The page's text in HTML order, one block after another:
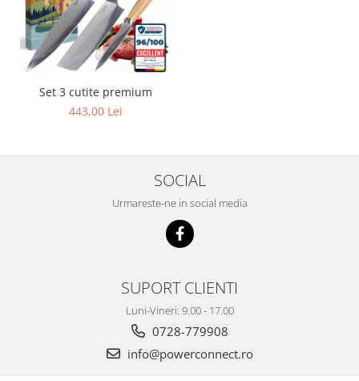
Set 3 cutite premium
443,00 Lei
SOCIAL
Urmareste-ne in social media
SUPORT CLIENTI
Luni-Vineri: 9.00 - 17.00
0728-779908
info@powerconnect.ro